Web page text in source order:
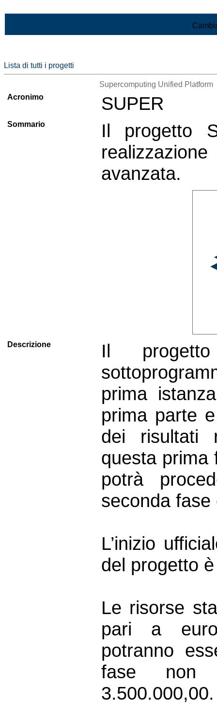
Lista di tutti i progetti
Supercomputing Unified Platform
Acronimo
SUPER
Sommario
Il progetto
avanzata.
Descrizione
Il
prima
prima parte
dei risultati
questa prima
potrà
seconda
L’inizio
del progetto
Le risorse
pari a
potranno
fase non
3.500.000,00.